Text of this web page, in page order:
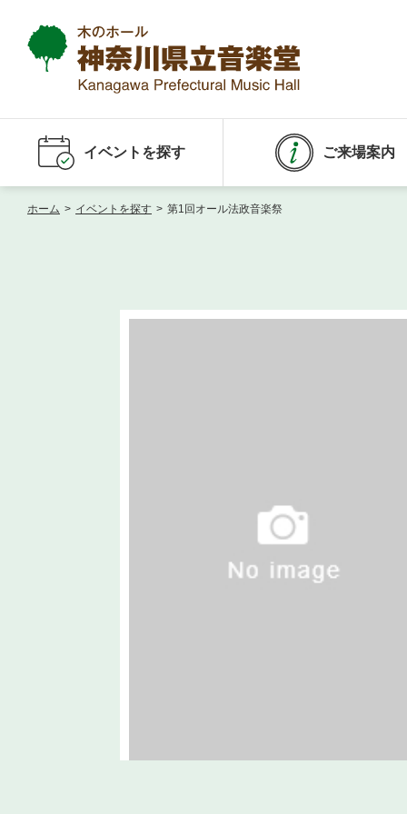
イベントを探す ご来場案内
ホーム > イベントを探す > 第1回オール法政音楽祭